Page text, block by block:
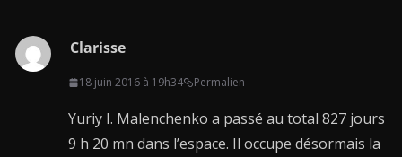
Clarisse
18 juin 2016 à 19h34 Permalien
Yuriy I. Malenchenko a passé au total 827 jours
9 h 20 mn dans l’espace. Il occupe désormais la